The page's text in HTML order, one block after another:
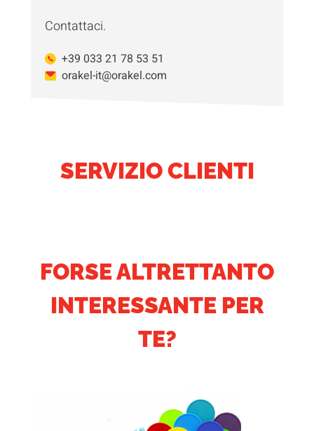
Contattaci.
+39 033 21 78 53 51
orakel-it@orakel.com
SERVIZIO CLIENTI
FORSE ALTRETTANTO
INTERESSANTE PER
TE?